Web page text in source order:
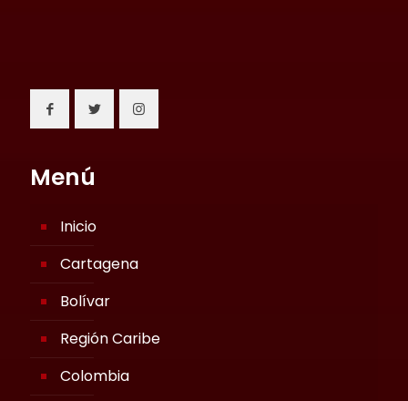
Menú
Inicio
Cartagena
Bolívar
Región Caribe
Colombia